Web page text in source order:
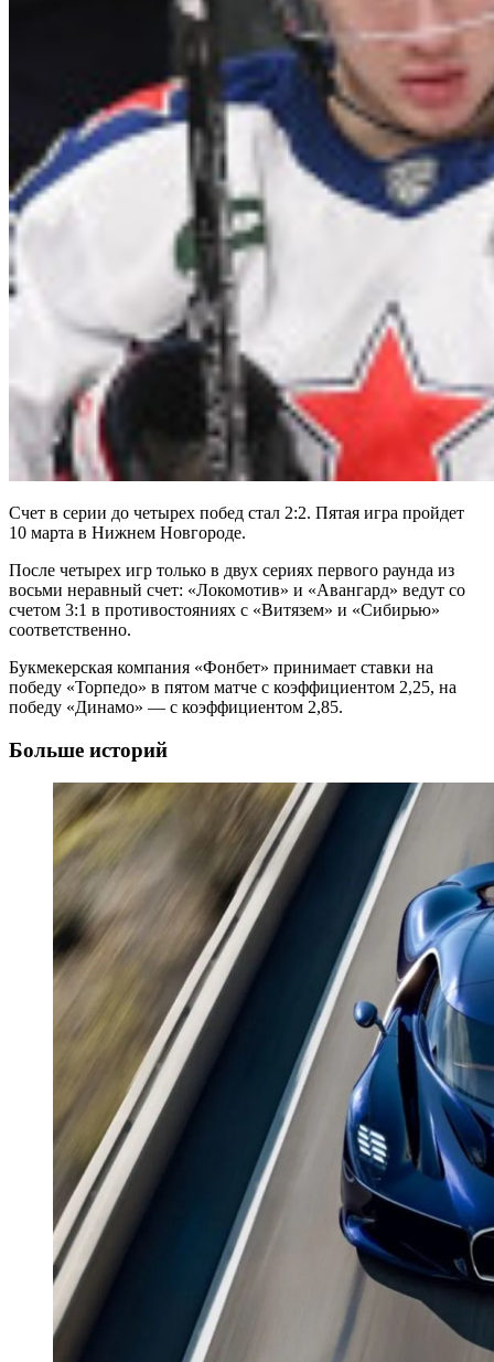
Счет в серии до четырех побед стал 2:2. Пятая игра пройдет
10 марта в Нижнем Новгороде.
После четырех игр только в двух сериях первого раунда из
восьми неравный счет: «Локомотив» и «Авангард» ведут со
счетом 3:1 в противостояниях с «Витязем» и «Сибирью»
соответственно.
Букмекерская компания «Фонбет» принимает ставки на
победу «Торпедо» в пятом матче с коэффициентом 2,25, на
победу «Динамо» — с коэффициентом 2,85.
Больше историй